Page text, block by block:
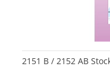
2151 B / 2152 AB